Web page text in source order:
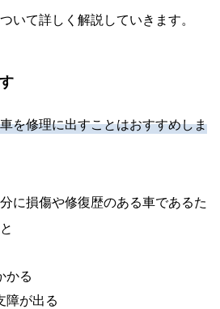
いて詳しく解説していきます。
を修理に出すことはおすすめしま
に損傷や修復歴のある車であるた
かる
障が出る